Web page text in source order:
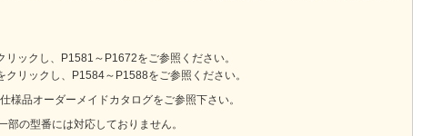
ックし、P1581～P1672をご参照ください。
リックし、P1584～P1588をご参照ください。
様品オーダーメイドカタログをご参照下さい。
の型番には対応しておりません。